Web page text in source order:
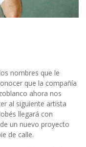
nombres que le
que la compañía
ahora nos
al siguiente artista
llegará con
un nuevo proyecto
de calle.